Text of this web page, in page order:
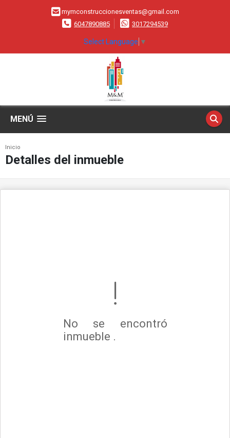
mymconstruccionesventas@gmail.com
6047890885
3017294539
Select Language ▼
MENÚ
Inicio
Detalles del inmueble
No se encontró
inmueble .